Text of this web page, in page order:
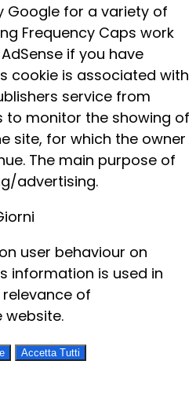
Google for a variety of
Frequency Caps work
if you have
cookie is associated with
service from
to monitor the showing of
site, for which the owner
The main purpose of
advertising.
user behaviour on
information is used in
of
website.
Accetta Tutti